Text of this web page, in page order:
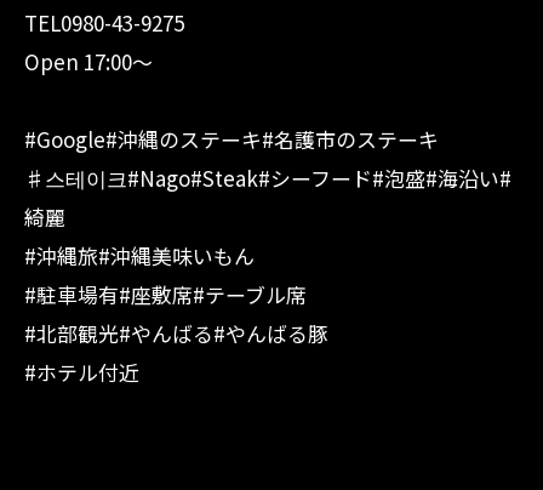
TEL0980-43-9275
Open 17:00〜
#Google#沖縄のステーキ#名護市のステーキ
♯스테이크#Nago#Steak#シーフード#泡盛#海沿い#
綺麗
#沖縄旅#沖縄美味いもん
#駐車場有#座敷席#テーブル席
#北部観光#やんばる#やんばる豚
#ホテル付近